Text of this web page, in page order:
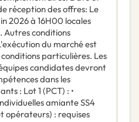
réception des offres: Le
2026 à 16H00 locales
Autres conditions
du marché est
conditions particulières. Les
candidates devront
dans les
: Lot 1 (PCT) : •
amiante SS4
opérateurs) : requises